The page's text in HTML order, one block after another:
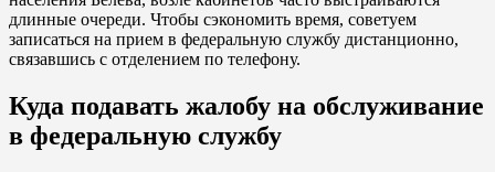
длинные очереди. Чтобы сэкономить время, советуем
записаться на прием в федеральную службу дистанционно,
связавшись с отделением по телефону.
Куда подавать жалобу на обслуживание
в федеральную службу